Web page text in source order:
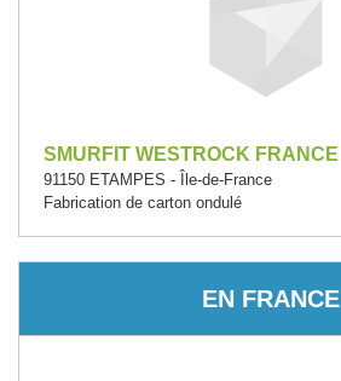
SMURFIT WESTROCK FRANCE
91150 ETAMPES - Île-de-France
Fabrication de carton ondulé
EN FRANCE